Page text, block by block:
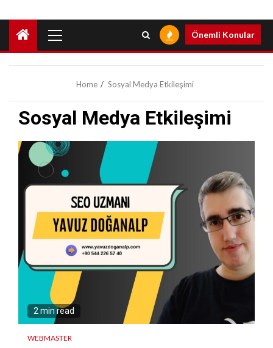
Menu
Önemli Konular
Home Sosyal Medya Etkileşimi
Sosyal Medya Etkileşimi
2 min read
WEBMASTER